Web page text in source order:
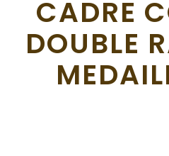
CADRE
DOUBLE